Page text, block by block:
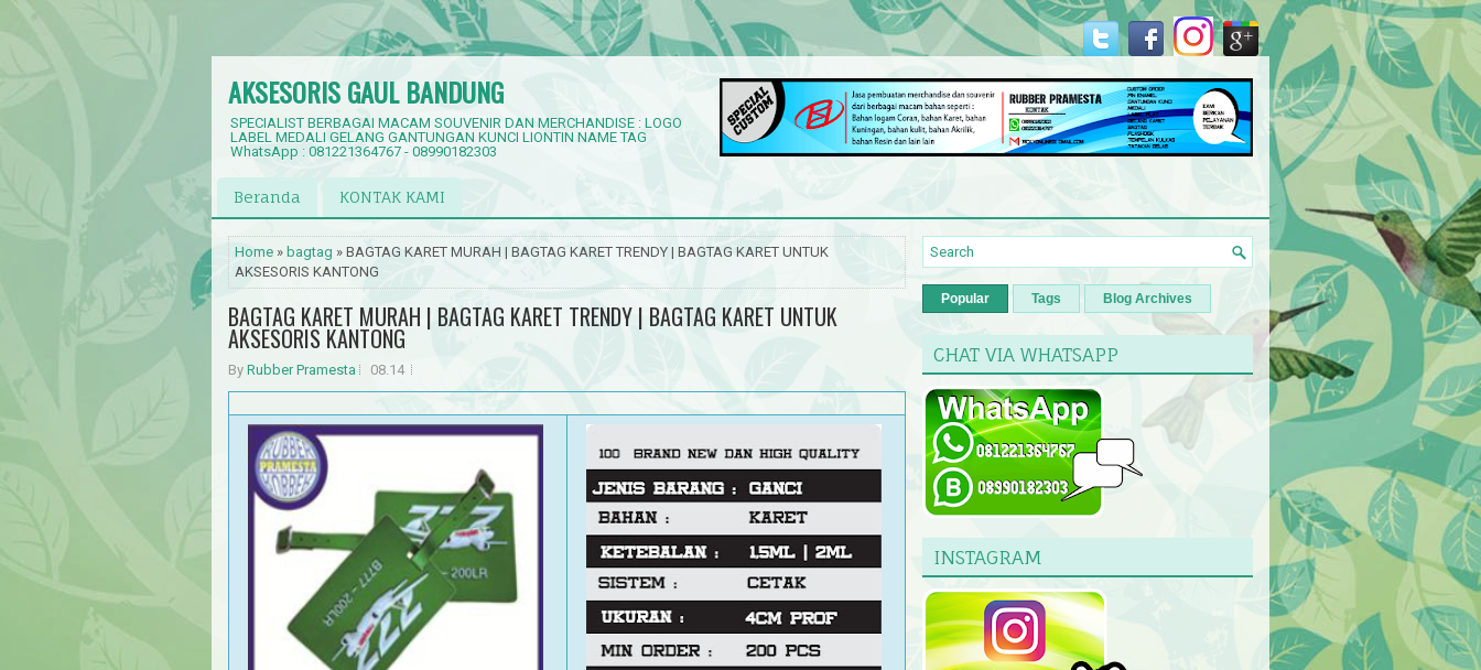
AKSESORIS GAUL BANDUNG
SPECIALIST BERBAGAI MACAM SOUVENIR DAN MERCHANDISE : LOGO
LABEL MEDALI GELANG GANTUNGAN KUNCI LIONTIN NAME TAG
WhatsApp : 081221364767 - 08990182303
Beranda KONTAK KAMI
Home » bagtag » BAGTAG KARET MURAH | BAGTAG KARET TRENDY | BAGTAG KARET UNTUK
AKSESORIS KANTONG
BAGTAG KARET MURAH | BAGTAG KARET TRENDY | BAGTAG KARET UNTUK
AKSESORIS KANTONG
By Rubber Pramesta 08.14
Popular Tags Blog Archives
CHAT VIA WHATSAPP
INSTAGRAM